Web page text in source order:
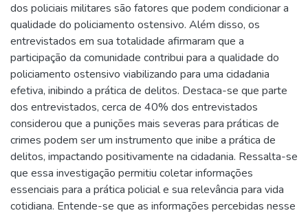
dos policiais militares são fatores que podem condicionar a
qualidade do policiamento ostensivo. Além disso, os
entrevistados em sua totalidade afirmaram que a
participação da comunidade contribui para a qualidade do
policiamento ostensivo viabilizando para uma cidadania
efetiva, inibindo a prática de delitos. Destaca-se que parte
dos entrevistados, cerca de 40% dos entrevistados
considerou que a punições mais severas para práticas de
crimes podem ser um instrumento que inibe a prática de
delitos, impactando positivamente na cidadania. Ressalta-se
que essa investigação permitiu coletar informações
essenciais para a prática policial e sua relevância para vida
cotidiana. Entende-se que as informações percebidas nesse